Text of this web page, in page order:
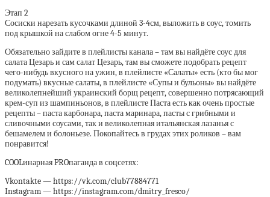
Этап 2
Сосиски нарезать кусочками длиной 3-4см, выложить в соус, томить
под крышкой на слабом огне 4-5 минут.
Обязательно зайдите в плейлисты канала – там вы найдёте соус для
салата Цезарь и сам салат Цезарь, там вы сможете подобрать рецепт
чего-нибудь вкусного на ужин, в плейлисте «Салаты» есть (кто бы мог
подумать) вкусные салаты, в плейлисте «Супы и бульоны» вы найдёте
великолепнейший украинский борщ рецепт, совершенно потрясающий
крем-суп из шампиньонов, в плейлисте Паста есть как очень простые
рецепты – паста карбонара, паста маринара, пасты с грибными и
сливочными соусами, так и великолепная итальянская лазанья с
бешамелем и болоньезе. Покопайтесь в грудах этих роликов – вам
понравится!
COOLинарная PROпаганда в соцсетях:
Vkontakte — https://vk.com/club77884771
Instagram — https://instagram.com/dmitry_fresco/